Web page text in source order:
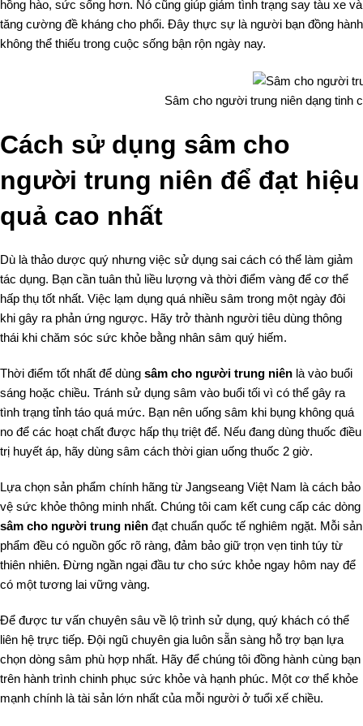
hồng hào, sức sống hơn. Nó cũng giúp giảm tình trạng say tàu xe và
tăng cường đề kháng cho phổi. Đây thực sự là người bạn đồng hành
không thể thiếu trong cuộc sống bận rộn ngày nay.
Sâm cho người trung niên dạng tinh
Cách sử dụng sâm cho
người trung niên để đạt hiệu
quả cao nhất
Dù là thảo dược quý nhưng việc sử dụng sai cách có thể làm giảm
tác dụng. Bạn cần tuân thủ liều lượng và thời điểm vàng để cơ thể
hấp thụ tốt nhất. Việc lạm dụng quá nhiều sâm trong một ngày đôi
khi gây ra phản ứng ngược. Hãy trở thành người tiêu dùng thông
thái khi chăm sóc sức khỏe bằng nhân sâm quý hiếm.
Thời điểm tốt nhất để dùng sâm cho người trung niên là vào buổi
sáng hoặc chiều. Tránh sử dụng sâm vào buổi tối vì có thể gây ra
tình trạng tỉnh táo quá mức. Bạn nên uống sâm khi bụng không quá
no để các hoạt chất được hấp thụ triệt để. Nếu đang dùng thuốc điều
trị huyết áp, hãy dùng sâm cách thời gian uống thuốc 2 giờ.
Lựa chọn sản phẩm chính hãng từ Jangseang Việt Nam là cách bảo
vệ sức khỏe thông minh nhất. Chúng tôi cam kết cung cấp các dòng
sâm cho người trung niên đạt chuẩn quốc tế nghiêm ngặt. Mỗi sản
phẩm đều có nguồn gốc rõ ràng, đảm bảo giữ trọn vẹn tinh túy từ
thiên nhiên. Đừng ngần ngại đầu tư cho sức khỏe ngay hôm nay để
có một tương lai vững vàng.
Để được tư vấn chuyên sâu về lộ trình sử dụng, quý khách có thể
liên hệ trực tiếp. Đội ngũ chuyên gia luôn sẵn sàng hỗ trợ bạn lựa
chọn dòng sâm phù hợp nhất. Hãy để chúng tôi đồng hành cùng bạn
trên hành trình chinh phục sức khỏe và hạnh phúc. Một cơ thể khỏe
mạnh chính là tài sản lớn nhất của mỗi người ở tuổi xế chiều.